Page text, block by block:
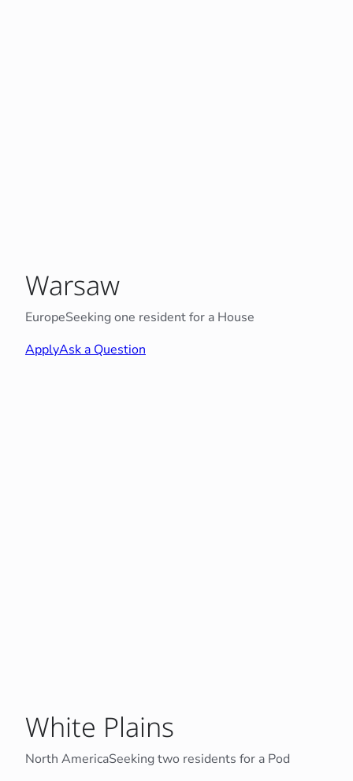
Warsaw
EuropeSeeking one resident for a House
ApplyAsk a Question
White Plains
North AmericaSeeking two residents for a Pod